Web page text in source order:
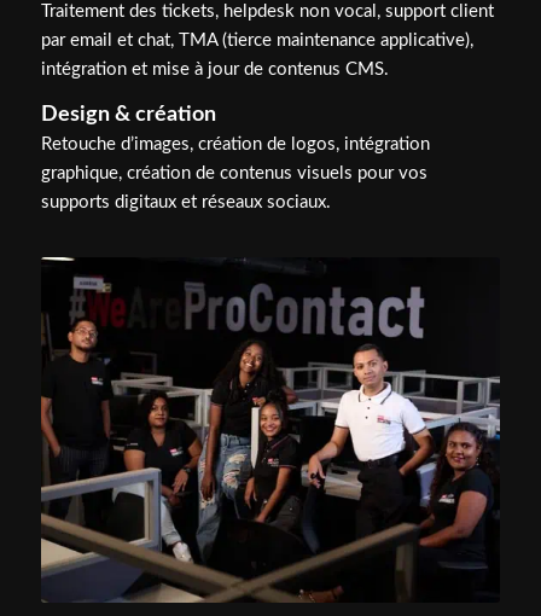
Traitement des tickets, helpdesk non vocal, support client
par email et chat, TMA (tierce maintenance applicative),
intégration et mise à jour de contenus CMS.
Design & création
Retouche d’images, création de logos, intégration
graphique, création de contenus visuels pour vos
supports digitaux et réseaux sociaux.